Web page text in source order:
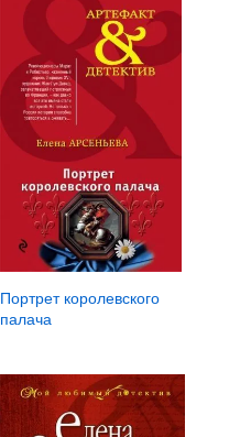
Портрет королевского
палача